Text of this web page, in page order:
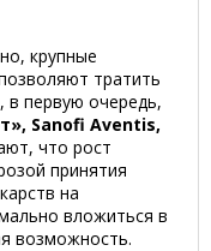
крупные
тратить
первую очередь,
Sanofi Aventis,
что рост
принятия
на
вложиться в
возможность.